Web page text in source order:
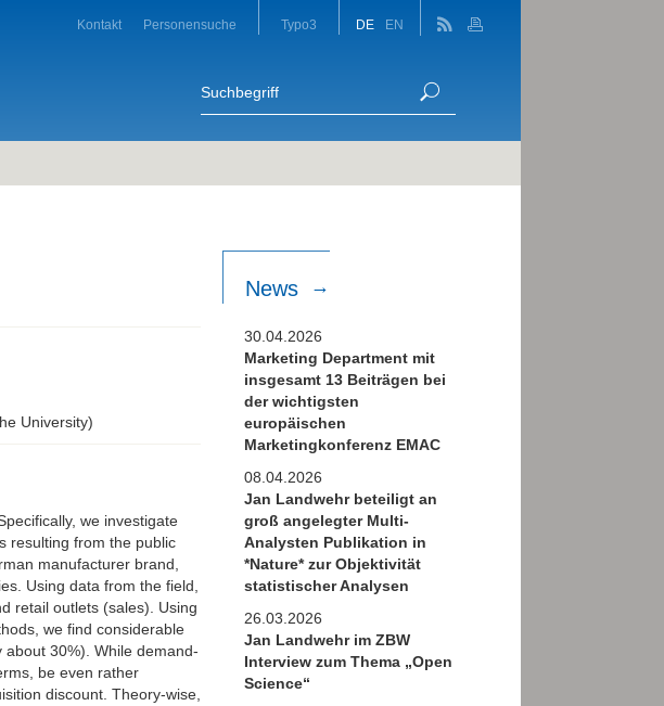
Kontakt Personensuche Typo3 DE EN
University)
we investigate
resulting from the public
manufacturer brand,
Using data from the field,
retail outlets (sales). Using
we find considerable
30%). While demand-
be even rather
discount. Theory-wise,
News
30.04.2026
Marketing Department mit
insgesamt 13 Beiträgen bei
der wichtigsten
europäischen
Marketingkonferenz EMAC
08.04.2026
Jan Landwehr beteiligt an
groß angelegter Multi-
Analysten Publikation in
*Nature* zur Objektivität
statistischer Analysen
26.03.2026
Jan Landwehr im ZBW
Interview zum Thema „Open
Science“